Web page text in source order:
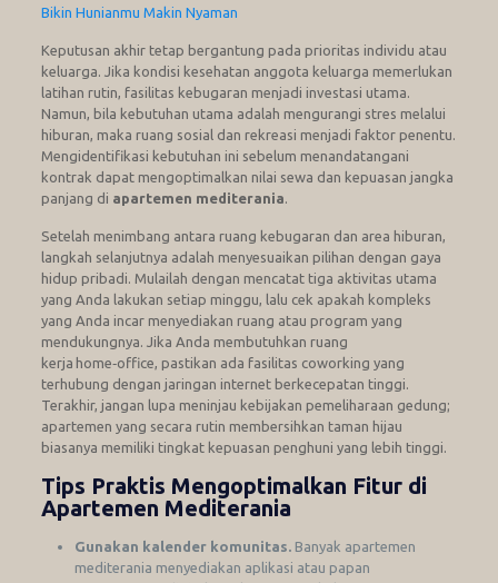
Bikin Hunianmu Makin Nyaman
Keputusan akhir tetap bergantung pada prioritas individu atau
keluarga. Jika kondisi kesehatan anggota keluarga memerlukan
latihan rutin, fasilitas kebugaran menjadi investasi utama.
Namun, bila kebutuhan utama adalah mengurangi stres melalui
hiburan, maka ruang sosial dan rekreasi menjadi faktor penentu.
Mengidentifikasi kebutuhan ini sebelum menandatangani
kontrak dapat mengoptimalkan nilai sewa dan kepuasan jangka
panjang di apartemen mediterania
Setelah menimbang antara ruang kebugaran dan area hiburan,
langkah selanjutnya adalah menyesuaikan pilihan dengan gaya
hidup pribadi. Mulailah dengan mencatat tiga aktivitas utama
yang Anda lakukan setiap minggu, lalu cek apakah kompleks
yang Anda incar menyediakan ruang atau program yang
mendukungnya. Jika Anda membutuhkan ruang
kerja home‑office, pastikan ada fasilitas coworking yang
terhubung dengan jaringan internet berkecepatan tinggi.
Terakhir, jangan lupa meninjau kebijakan pemeliharaan gedung;
apartemen yang secara rutin membersihkan taman hijau
biasanya memiliki tingkat kepuasan penghuni yang lebih tinggi.
Tips Praktis Mengoptimalkan Fitur di
Apartemen Mediterania
Gunakan kalender komunitas. Banyak apartemen
mediterania menyediakan aplikasi atau papan